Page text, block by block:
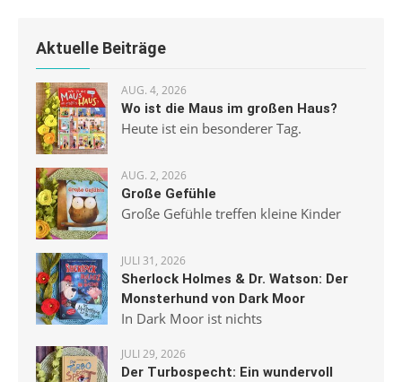
Aktuelle Beiträge
AUG. 4, 2026
Wo ist die Maus im großen Haus?
Heute ist ein besonderer Tag.
AUG. 2, 2026
Große Gefühle
Große Gefühle treffen kleine Kinder
JULI 31, 2026
Sherlock Holmes & Dr. Watson: Der
Monsterhund von Dark Moor
In Dark Moor ist nichts
JULI 29, 2026
Der Turbospecht: Ein wundervoll